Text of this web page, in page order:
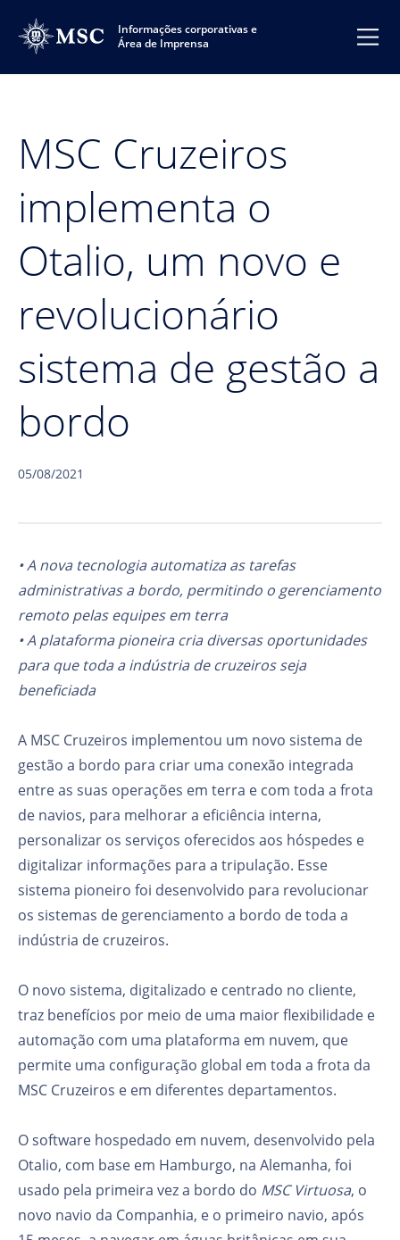
Informações corporativas e
Área de Imprensa
MSC Cruzeiros
implementa o
Otalio, um novo e
revolucionário
sistema de gestão a
bordo
05/08/2021
• A nova tecnologia automatiza as tarefas
administrativas a bordo, permitindo o gerenciamento
remoto pelas equipes em terra
• A plataforma pioneira cria diversas oportunidades
para que toda a indústria de cruzeiros seja
beneficiada
A MSC Cruzeiros implementou um novo sistema de
gestão a bordo para criar uma conexão integrada
entre as suas operações em terra e com toda a frota
de navios, para melhorar a eficiência interna,
personalizar os serviços oferecidos aos hóspedes e
digitalizar informações para a tripulação. Esse
sistema pioneiro foi desenvolvido para revolucionar
os sistemas de gerenciamento a bordo de toda a
indústria de cruzeiros.
O novo sistema, digitalizado e centrado no cliente,
traz benefícios por meio de uma maior flexibilidade e
automação com uma plataforma em nuvem, que
permite uma configuração global em toda a frota da
MSC Cruzeiros e em diferentes departamentos.
O software hospedado em nuvem, desenvolvido pela
Otalio, com base em Hamburgo, na Alemanha, foi
usado pela primeira vez a bordo do MSC Virtuosa, o
novo navio da Companhia, e o primeiro navio, após